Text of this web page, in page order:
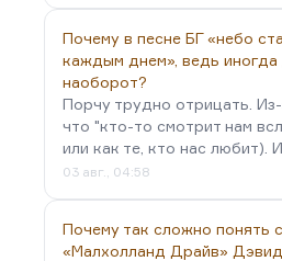
скажем так, которые
в голове.
Первая идея модерна — это
детерминизма. Человек
социально (по Марксу),
Почему в песне БГ «небо
каждым днем», ведь
наоборот?
Порчу трудно отрицать.
что "кто-то смотрит нам
или как те, кто нас любит).
03 авг., 04:58
Почему так сложно понять
«Малхолланд Драйв»